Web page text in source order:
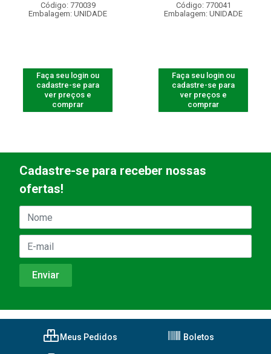
Código: 770039
Embalagem: UNIDADE
Faça seu login ou
cadastre-se para
ver preços e
comprar
Código: 770041
Embalagem: UNIDADE
Faça seu login ou
cadastre-se para
ver preços e
comprar
Cadastre-se para receber nossas
ofertas!
Meus Pedidos Boletos